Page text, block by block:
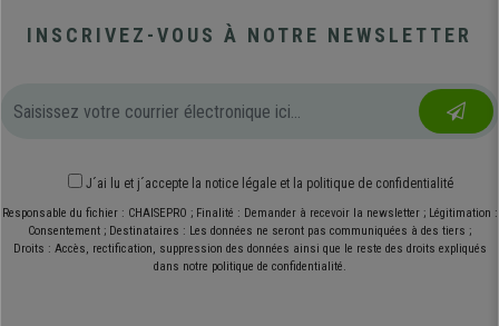
INSCRIVEZ-VOUS À NOTRE NEWSLETTER
J´ai lu et j´accepte la notice légale et la politique de confidentialité
Responsable du fichier : CHAISEPRO ; Finalité : Demander à recevoir la newsletter ; Légitimation :
Consentement ; Destinataires : Les données ne seront pas communiquées à des tiers ;
Droits : Accès, rectification, suppression des données ainsi que le reste des droits expliqués
dans notre politique de confidentialité.